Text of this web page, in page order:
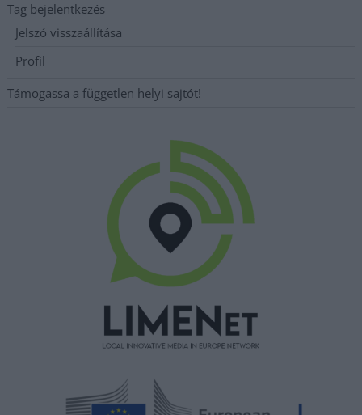
Tag bejelentkezés
Jelszó visszaállítása
Profil
Támogassa a független helyi sajtót!